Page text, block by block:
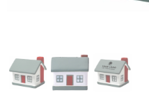
Kantoorartikelen
Gadgets